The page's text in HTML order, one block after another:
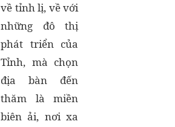
về tỉnh lị, về với
những đô thị
phát triển của
Tỉnh, mà chọn
địa bàn đến
thăm là miền
biên ải, nơi xa